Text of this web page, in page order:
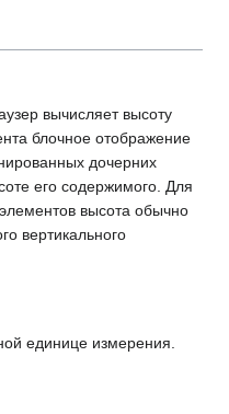
вычисляет высоту
блочное отображение
дочерних
его содержимого. Для
высота обычно
вертикального
единице измерения.